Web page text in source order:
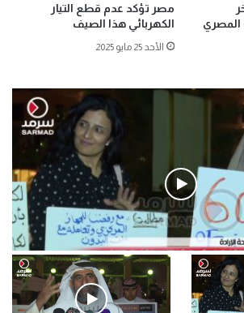
المصري
مصر تؤكد عدم قطع التيار
الكهربائي هذا الصيف
الأحد 25 مايو 2025
فيديو
في ساحة الإرادة 4-5-2019.